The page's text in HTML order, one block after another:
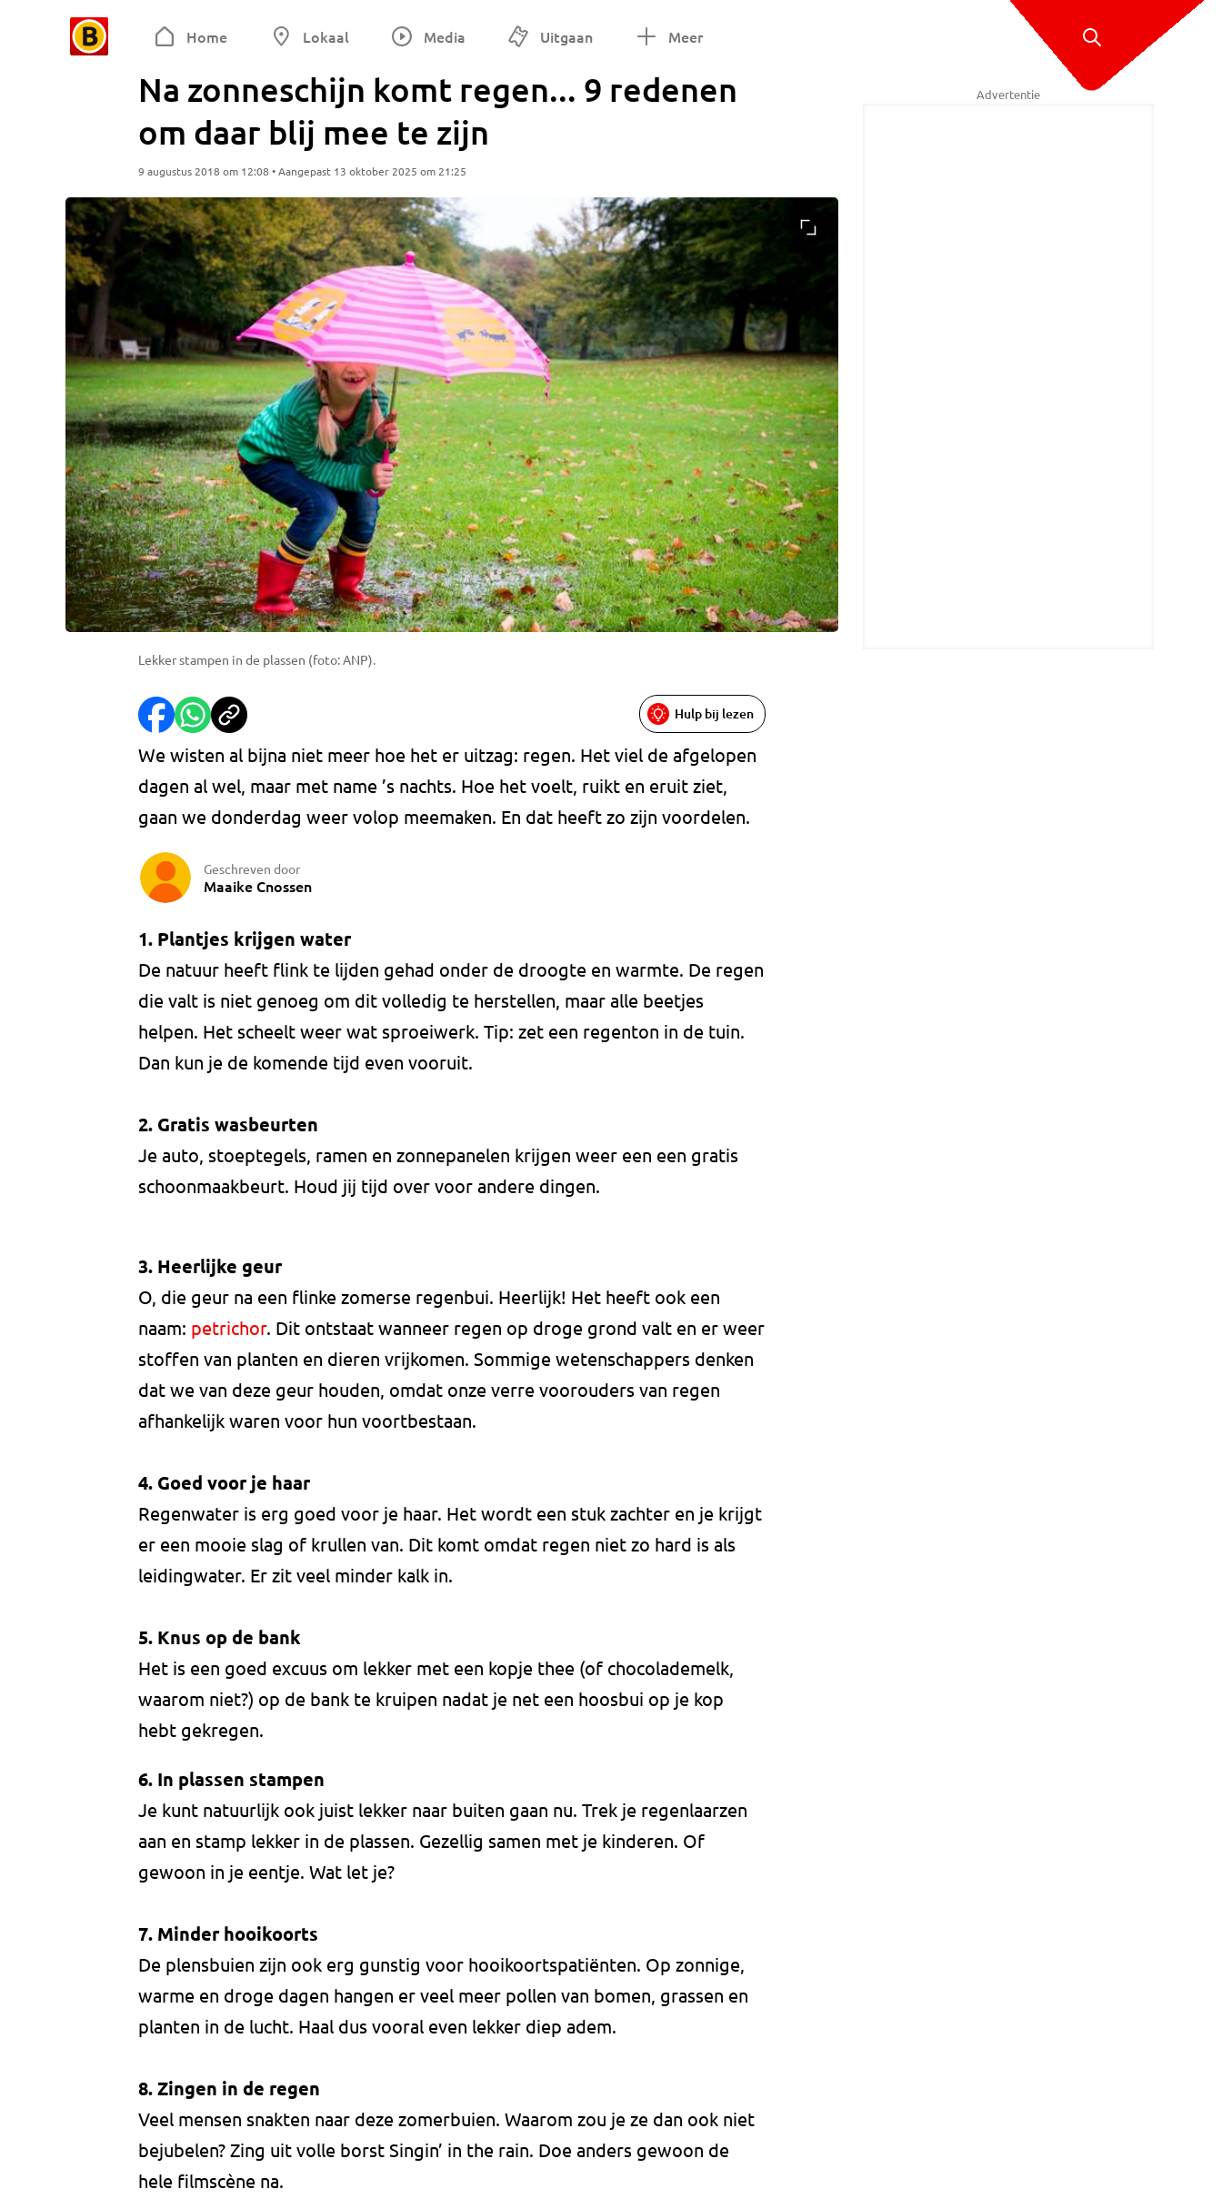
Home Lokaal Media Uitgaan Meer
Na zonneschijn komt regen... 9 redenen
om daar blij mee te zijn
9 augustus 2018 om 12:08 • Aangepast 13 oktober 2025 om 21:25
Lekker stampen in de plassen (foto: ANP).
Hulp bij lezen
We wisten al bijna niet meer hoe het er uitzag: regen. Het viel de afgelopen
dagen al wel, maar met name ’s nachts. Hoe het voelt, ruikt en eruit ziet,
gaan we donderdag weer volop meemaken. En dat heeft zo zijn voordelen.
Geschreven door
Maaike Cnossen
1. Plantjes krijgen water
De natuur heeft flink te lijden gehad onder de droogte en warmte. De regen
die valt is niet genoeg om dit volledig te herstellen, maar alle beetjes
helpen. Het scheelt weer wat sproeiwerk. Tip: zet een regenton in de tuin.
Dan kun je de komende tijd even vooruit.
2. Gratis wasbeurten
Je auto, stoeptegels, ramen en zonnepanelen krijgen weer een een gratis
schoonmaakbeurt. Houd jij tijd over voor andere dingen.
3. Heerlijke geur
O, die geur na een flinke zomerse regenbui. Heerlijk! Het heeft ook een
naam: petrichor. Dit ontstaat wanneer regen op droge grond valt en er weer
stoffen van planten en dieren vrijkomen. Sommige wetenschappers denken
dat we van deze geur houden, omdat onze verre voorouders van regen
afhankelijk waren voor hun voortbestaan.
4. Goed voor je haar
Regenwater is erg goed voor je haar. Het wordt een stuk zachter en je krijgt
er een mooie slag of krullen van. Dit komt omdat regen niet zo hard is als
leidingwater. Er zit veel minder kalk in.
5. Knus op de bank
Het is een goed excuus om lekker met een kopje thee (of chocolademelk,
waarom niet?) op de bank te kruipen nadat je net een hoosbui op je kop
hebt gekregen.
6. In plassen stampen
Je kunt natuurlijk ook juist lekker naar buiten gaan nu. Trek je regenlaarzen
aan en stamp lekker in de plassen. Gezellig samen met je kinderen. Of
gewoon in je eentje. Wat let je?
7. Minder hooikoorts
De plensbuien zijn ook erg gunstig voor hooikoortspatiënten. Op zonnige,
warme en droge dagen hangen er veel meer pollen van bomen, grassen en
planten in de lucht. Haal dus vooral even lekker diep adem.
8.Zingen in de regen
Veel mensen snakten naar deze zomerbuien. Waarom zou je ze dan ook niet
bejubelen? Zing uit volle borst Singin’ in the rain. Doe anders gewoon de
hele filmscène na.
Advertentie